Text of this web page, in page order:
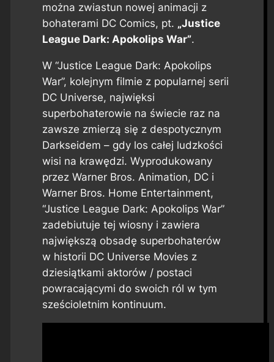
można zwiastun nowej animacji z
bohaterami DC Comics, pt. „Justice
League Dark: Apokolips War”.
W “Justice League Dark: Apokolips
War”, kolejnym filmie z popularnej serii
DC Universe, najwięksi
superbohaterowie na świecie raz na
zawsze zmierzą się z despotycznym
Darkseidem – gdy los całej ludzkości
wisi na krawędzi. Wyprodukowany
przez Warner Bros. Animation, DC i
Warner Bros. Home Entertainment,
“Justice League Dark: Apokolips War”
zadebiutuje tej wiosny i zawiera
największą obsadę superbohaterów
w historii DC Universe Movies z
dziesiątkami aktorów / postaci
powracającymi do swoich ról w tym
sześcioletnim kontinuum.